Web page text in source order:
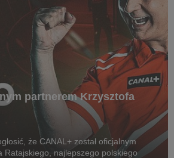
partnerem Krzysztofa
że CANAL+ został oficjalnym
Ratajskiego, najlepszego polskiego